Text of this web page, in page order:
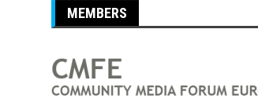
MEMBERS